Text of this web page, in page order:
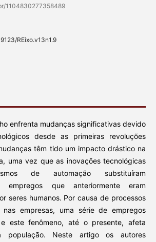
1104830277358489
REixo.v13n1.9
enfrenta mudanças significativas devido
desde as primeiras revoluções
têm tido um impacto drástico na
uma vez que as inovações tecnológicas
de automação substituíram
empregos que anteriormente eram
seres humanos. Por causa de processos
nas empresas, uma série de empregos
este fenômeno, até o presente, afeta
população. Neste artigo os autores